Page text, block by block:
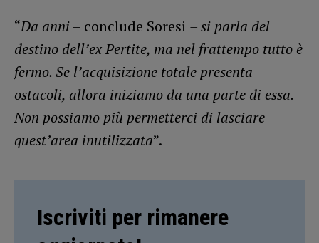
“Da anni– conclude Soresi – si parla del
destino dell’ex Pertite, ma nel frattempo tutto è
fermo. Se l’acquisizione totale presenta
ostacoli, allora iniziamo da una parte di essa.
Non possiamo più permetterci di lasciare
quest’area inutilizzata”.
Iscriviti per rimanere